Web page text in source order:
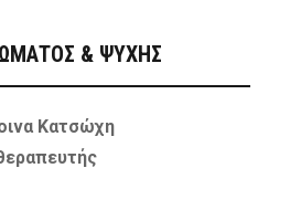
& ΨΥΧΗΣ
Κατσώχη